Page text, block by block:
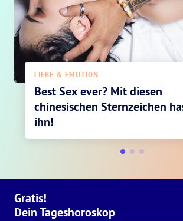
LIEBE & EMOTION
Best Sex ever? Mit diesen
chinesischen Sternzeichen
ihn!
Gratis!
Dein Tageshoroskop